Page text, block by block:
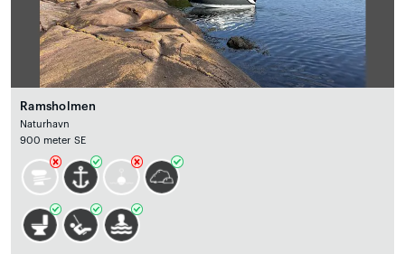
Ramsholmen
Naturhavn
900 meter SE